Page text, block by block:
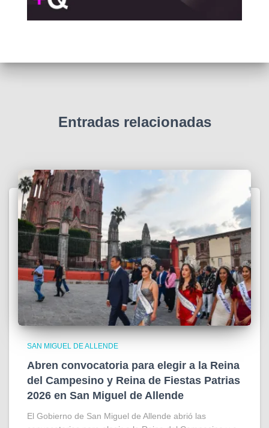
Entradas relacionadas
SAN MIGUEL DE ALLENDE
Abren convocatoria para elegir a la Reina
del Campesino y Reina de Fiestas Patrias
2026 en San Miguel de Allende
El Gobierno de San Miguel de Allende abrió las